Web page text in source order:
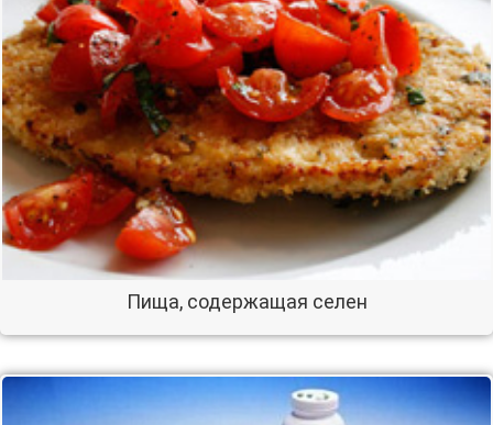
Пища, содержащая селен